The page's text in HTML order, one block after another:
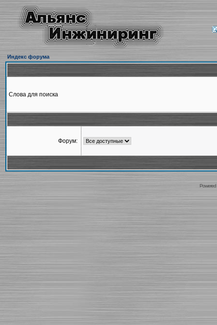
Индекс форума
Слова для поиска
Форум: